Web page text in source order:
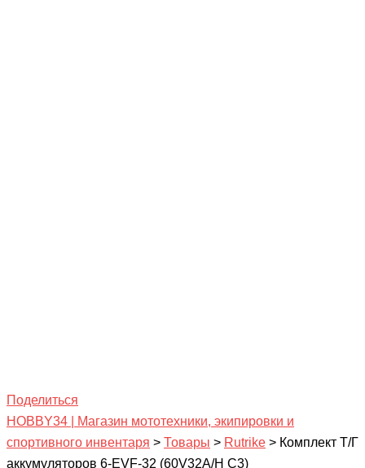
Поделиться
HOBBY34 | Магазин мототехники, экипировки и
спортивного инвентаря > Товары > Rutrike > Комплект Т/Г
аккумуляторов 6-EVF-32 (60V32A/H C3)